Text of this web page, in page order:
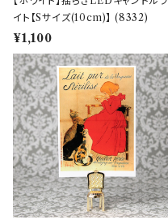
イト【Sサイズ(10cm)】 (8332)
¥1,100